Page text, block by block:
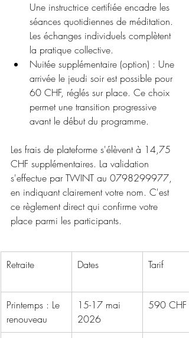
Une instructrice certifiée encadre les
séances quotidiennes de méditation.
Les échanges individuels complètent
la pratique collective.
Nuitée supplémentaire (option) : Une
arrivée le jeudi soir est possible pour
60 CHF, réglés sur place. Ce choix
permet une transition progressive
avant le début du programme.
Les frais de plateforme s'élèvent à 14,75
CHF supplémentaires. La validation
s'effectue par TWINT au 0798299977,
en indiquant clairement votre nom. C'est
ce règlement direct qui confirme votre
place parmi les participants.
Retraite Dates Tarif
Printemps : Le
renouveau
15-17 mai
2026
590 CHF